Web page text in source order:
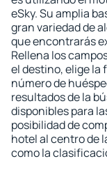
eSky. Su amplia
gran variedad de
que encontrarás
Rellena los
el destino, elige la
número de
resultados de la
disponibles para
posibilidad de
hotel al centro de
como la